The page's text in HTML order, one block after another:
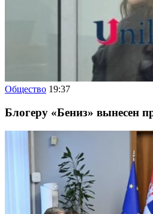
Общество 19:37
Блогеру «Бениз» вынесен